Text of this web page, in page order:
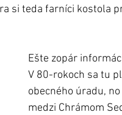
si teda farníci kostola
Ešte zopár
V 80-rokoch sa tu
obecného úradu,
medzi Chrámom